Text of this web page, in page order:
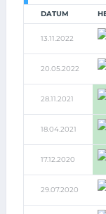
DATUM
13.11.2022
20.05.2022
28.11.2021
18.04.2021
17.12.2020
29.07.2020